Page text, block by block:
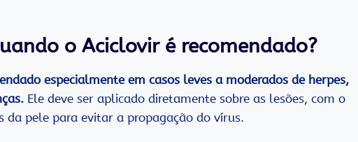
o Aciclovir é recomendado?
especialmente em casos leves a moderados de herpes,
Ele deve ser aplicado diretamente sobre as lesões, com o
da pele para evitar a propagação do vírus.